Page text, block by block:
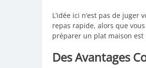
L’idée ici n’est pas de
repas rapide, alors que
préparer un plat maison
Des Avantages